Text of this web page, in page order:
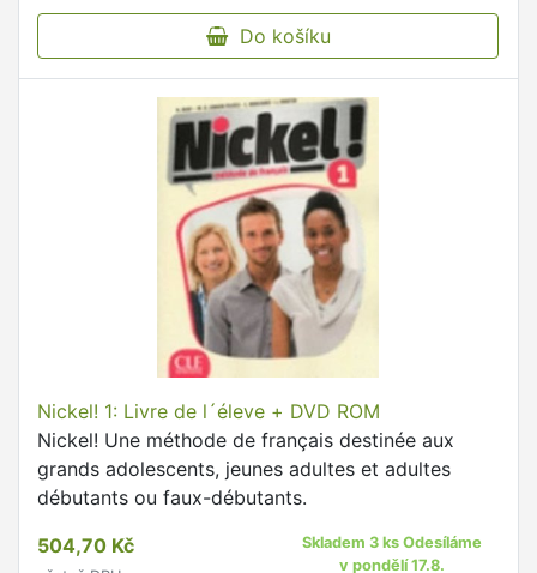
Do košíku
Nickel! 1: Livre de l´éleve + DVD ROM
Nickel! Une méthode de français destinée aux
grands adolescents, jeunes adultes et adultes
débutants ou faux-débutants.
504,70 Kč
Skladem 3 ks Odesíláme
v pondělí 17.8.